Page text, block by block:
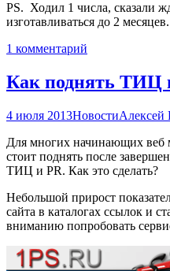
PS. Ходил 1 числа, сказали
изготавливаться до 2
1 комментарий
Как поднять ТИЦ
4 июля 2013НовостиАлексей
Для многих начинающих веб
стоит поднять после
ТИЦ и PR. Как это сделать?
Небольшой прирост
сайта в каталогах ссылок и
вниманию попробовать